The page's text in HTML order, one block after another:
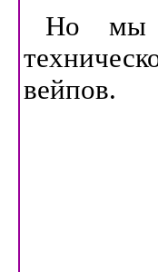
Но мы
вейпов.